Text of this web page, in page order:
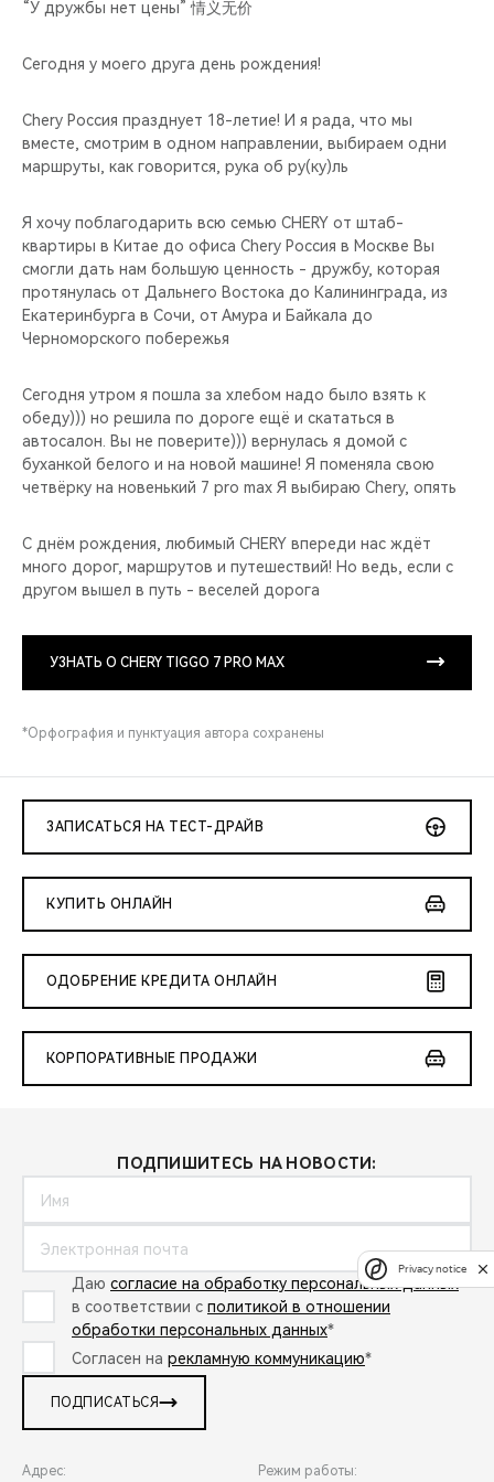
CHERY И СПОРТ
НАШИ МЕРОПРИЯТИЯ
ВИДЕООБЗОРЫ
CHERY ДЛЯ ДЕТЕЙ
“У дружбы нет цены” 情义无价
Сегодня у моего друга день рождения!
Chery Россия празднует 18-летие! И я рада, что мы
вместе, смотрим в одном направлении, выбираем одни
маршруты, как говорится, рука об ру(ку)ль
Я хочу поблагодарить всю семью CHERY от штаб-
квартиры в Китае до офиса Chery Россия в Москве Вы
смогли дать нам большую ценность - дружбу, которая
протянулась от Дальнего Востока до Калининграда, из
Екатеринбурга в Сочи, от Амура и Байкала до
Черноморского побережья
Сегодня утром я пошла за хлебом надо было взять к
обеду))) но решила по дороге ещё и скататься в
автосалон. Вы не поверите))) вернулась я домой с
буханкой белого и на новой машине! Я поменяла свою
четвёрку на новенький 7 pro max Я выбираю Chery, опять
С днём рождения, любимый CHERY впереди нас ждёт
много дорог, маршрутов и путешествий! Но ведь, если с
другом вышел в путь - веселей дорога
УЗНАТЬ О CHERY TIGGO 7 PRO MAX
*Орфография и пунктуация автора сохранены
ЗАПИСАТЬСЯ НА ТЕСТ-ДРАЙВ
КУПИТЬ ОНЛАЙН
ОДОБРЕНИЕ КРЕДИТА ОНЛАЙН
КОРПОРАТИВНЫЕ ПРОДАЖИ
ПОДПИШИТЕСЬ НА НОВОСТИ:
Даю согласие на обработку персональных данных
в соответствии с политикой в отношении
обработки персональных данных*
Согласен на рекламную коммуникацию*
ПОДПИСАТЬСЯ
Адрес: Режим работы:
Privacy notice